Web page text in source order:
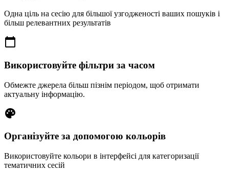
Одна ціль на сесію для більшої узгодженості ваших пошуків і
більш релевантних результатів
calendar_today
Використовуйте фільтри за часом
Обмежте джерела більш пізнім періодом, щоб отримати
актуальну інформацію.
palette
Організуйте за допомогою кольорів
Використовуйте кольори в інтерфейсі для категоризації
тематичних сесій